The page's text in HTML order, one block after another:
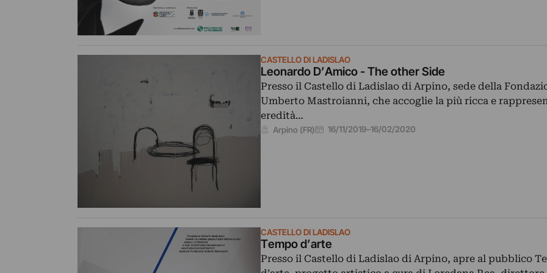
CASTELLO DI LADISLAO
Leonardo D’Amico - The other Side
Presso il Castello di Ladislao di Arpino, sede della
Umberto Mastroianni, che accoglie la più ricca e
eredità…
Arpino (FR) 16/11/2019–16/02/2020
CASTELLO DI LADISLAO
Tempo d’arte
Presso il Castello di Ladislao di Arpino, apre al pubblico